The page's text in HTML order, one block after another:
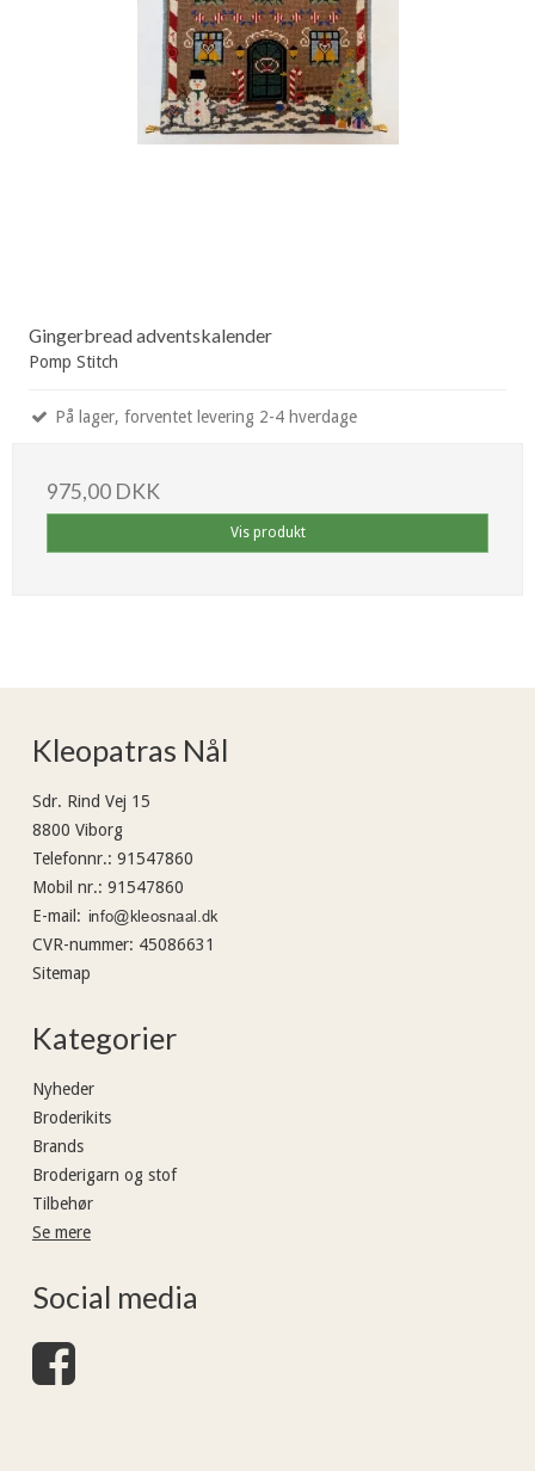
Gingerbread adventskalender
Pomp Stitch
På lager, forventet levering 2-4 hverdage
975,00 DKK
Vis produkt
Kleopatras Nål
Sdr. Rind Vej 15
8800 Viborg
Telefonnr.: 91547860
Mobil nr.: 91547860
E-mail :
CVR-nummer: 45086631
Sitemap
Kategorier
Nyheder
Broderikits
Brands
Broderigarn og stof
Tilbehør
Se mere
Social media